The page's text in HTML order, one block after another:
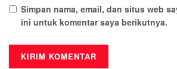
Simpan nama, email, dan situs web
ini untuk komentar saya berikutnya.